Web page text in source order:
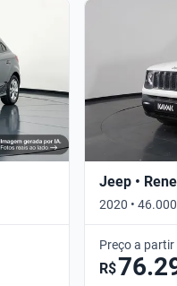
Jeep •
2020 •
Preço a partir
R$